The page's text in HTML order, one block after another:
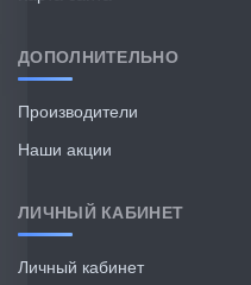
ДОПОЛНИТЕЛЬНО
Производители
Наши акции
ЛИЧНЫЙ КАБИНЕТ
Личный кабинет